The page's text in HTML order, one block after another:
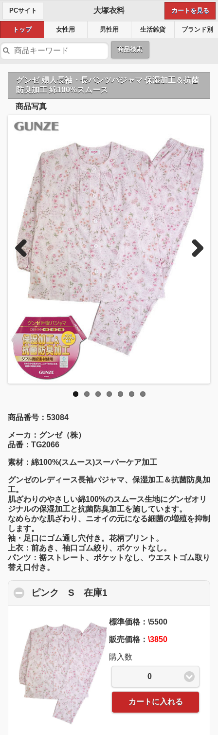
PCサイト 大塚衣料 カートを見る
トップ 女性用 男性用 生活雑貨 ブランド別
商品検索
グンゼ 婦人長袖・長パンツパジャマ 保湿加工＆抗菌
防臭加工 綿100%スムース
商品写真
Previous
商品番号：53084
メーカ：グンゼ（株）
品番：TG2066
素材：綿100%(スムース)スーパーケア加工
グンゼのレディース長袖パジャマ、保湿加工＆抗菌防臭加
工。
肌ざわりのやさしい綿100%のスムース生地にグンゼオリ
ジナルの保湿加工と抗菌防臭加工を施しています。
なめらかな肌ざわり、ニオイの元になる細菌の増殖を抑制
します。
袖・足口にゴム通し穴付き。花柄プリント。
上衣：前あき、袖口ゴム絞り、ポケットなし。
パンツ：裾ストレート、ポケットなし、ウエストゴム取り
替え口付き。
ピンク S 在庫1
標準価格：\5500
販売価格： \3850
購入数
0
カートに入れる